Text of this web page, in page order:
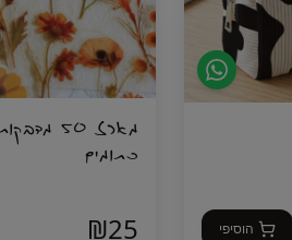
הוסיפי
מארז 50
כתומים
₪25